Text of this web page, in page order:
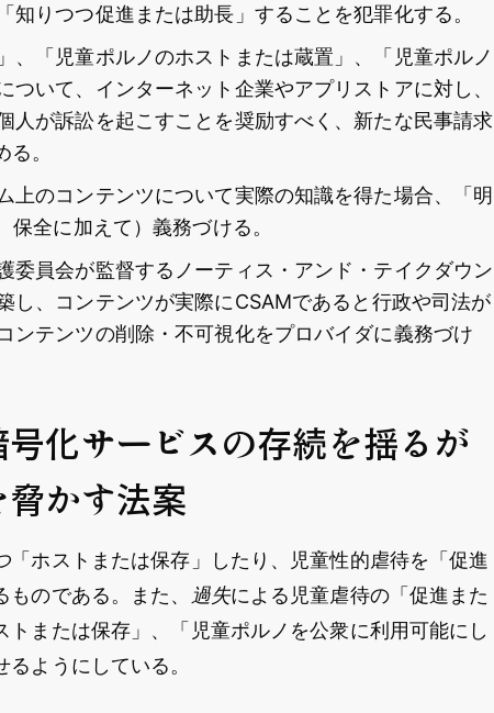
知りつつ促進または助長」することを犯罪化する。
、「児童ポルノのホストまたは蔵置」、「児童ポルノ
ついて、インターネット企業やアプリストアに対し、
人が訴訟を起こすことを奨励すべく、新たな民事請求
。
上のコンテンツについて実際の知識を得た場合、「明
全に加えて）義務づける。
委員会が監督するノーティス・アンド・テイクダウン
し、コンテンツが実際にCSAMであると行政や司法が
ンテンツの削除・不可視化をプロバイダに義務づけ
化サービスの存続を揺るが
かす法案
「ホストまたは保存」したり、児童性的虐待を「促進
のである。また、
過失による児童虐待の「促進また
または保存」、「児童ポルノを公衆に利用可能にし
ようにしている。